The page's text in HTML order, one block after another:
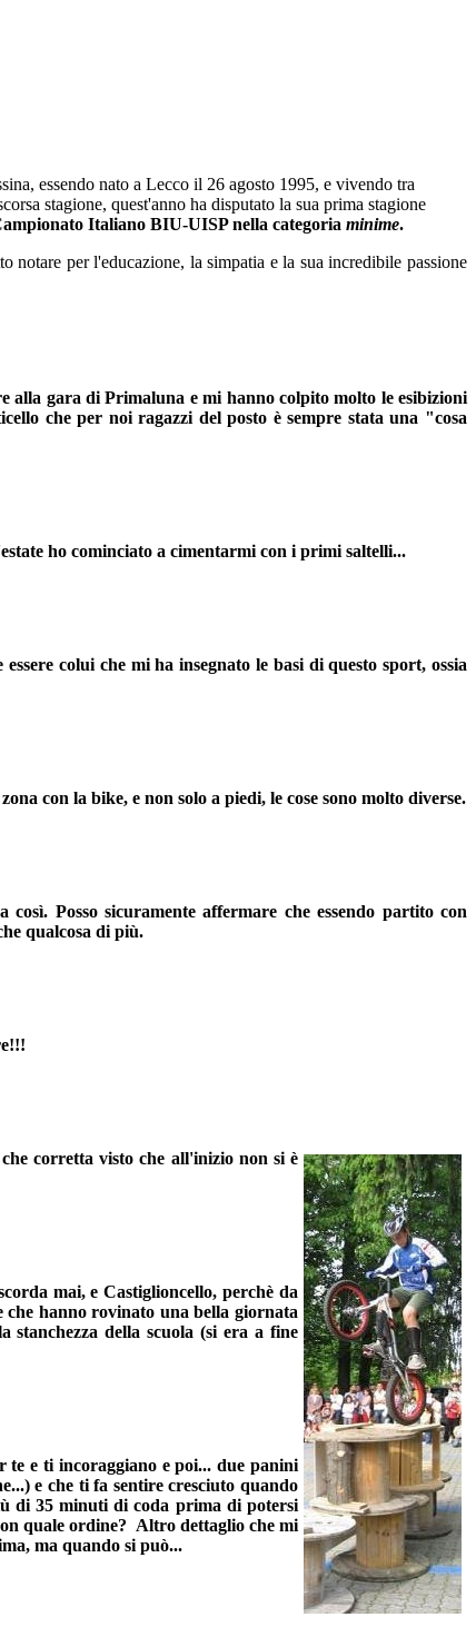
essendo nato a Lecco il 26 agosto 1995, e vivendo tra
stagione, quest'anno ha disputato la sua prima stagione
Italiano BIU-UISP nella categoria minime.
per l'educazione, la simpatia e la sua incredibile passione
alla gara di Primaluna e mi hanno colpito molto le esibizioni
che per noi ragazzi del posto è sempre stata una "cosa
ho cominciato a cimentarmi con i primi saltelli...
colui che mi ha insegnato le basi di questo sport, ossia
con la bike, e non solo a piedi, le cose sono molto diverse.
Posso sicuramente affermare che essendo partito con
qualcosa di più.
corretta visto che all'inizio non si è
mai, e Castiglioncello, perchè da
che hanno rovinato una bella giornata
della scuola (si era a fine
e ti incoraggiano e poi... due panini
e che ti fa sentire cresciuto quando
di 35 minuti di coda prima di potersi
quale ordine? Altro dettaglio che mi
ma quando si può...